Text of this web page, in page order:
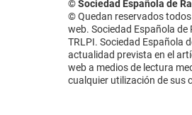
© Sociedad Española de
© Quedan reservados
web. Sociedad Española
TRLPI. Sociedad Española
actualidad prevista en el
web a medios de lectura
cualquier utilización de sus